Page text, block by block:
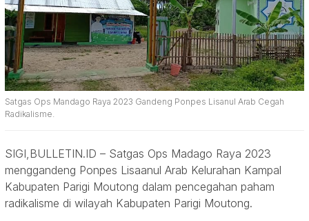
Satgas Ops Mandago Raya 2023 Gandeng Ponpes Lisanul Arab Cegah
Radikalisme.
SIGI,BULLETIN.ID – Satgas Ops Madago Raya 2023
menggandeng Ponpes Lisaanul Arab Kelurahan Kampal
Kabupaten Parigi Moutong dalam pencegahan paham
radikalisme di wilayah Kabupaten Parigi Moutong.